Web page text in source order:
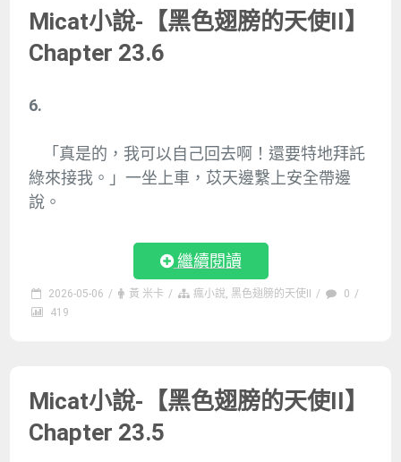
Micat小說-【黑色翅膀的天使II】
Chapter 23.6
6.
「真是的，我可以自己回去啊！還要特地拜託
綠來接我。」一坐上車，苡天邊繫上安全帶邊
說。
繼續閱讀
2026-05-06 / 黃 米卡 / 瘋小說, 黑色翅膀的天使II / 0 /
419
Micat小說-【黑色翅膀的天使II】
Chapter 23.5